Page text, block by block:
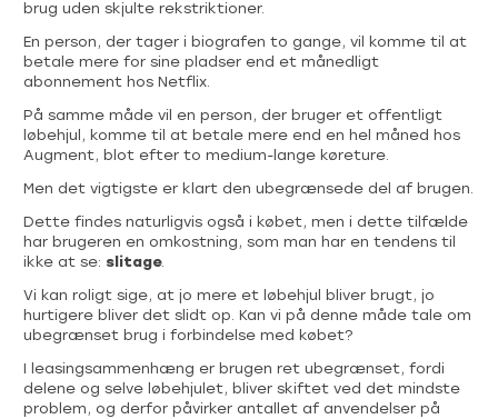
brug uden skjulte rekstriktioner.
En person, der tager i biografen to gange, vil komme til at
betale mere for sine pladser end et månedligt
abonnement hos Netflix.
På samme måde vil en person, der bruger et offentligt
løbehjul, komme til at betale mere end en hel måned hos
Augment, blot efter to medium-lange køreture.
Men det vigtigste er klart den ubegrænsede del af brugen.
Dette findes naturligvis også i købet, men i dette tilfælde
har brugeren en omkostning, som man har en tendens til
ikke at se: slitage.
Vi kan roligt sige, at jo mere et løbehjul bliver brugt, jo
hurtigere bliver det slidt op. Kan vi på denne måde tale om
ubegrænset brug i forbindelse med købet?
I leasingsammenhæng er brugen ret ubegrænset, fordi
delene og selve løbehjulet, bliver skiftet ved det mindste
problem, og derfor påvirker antallet af anvendelser på